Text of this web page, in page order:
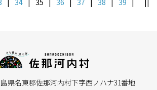
県名東郡佐那河内村下字西ノハナ31番地